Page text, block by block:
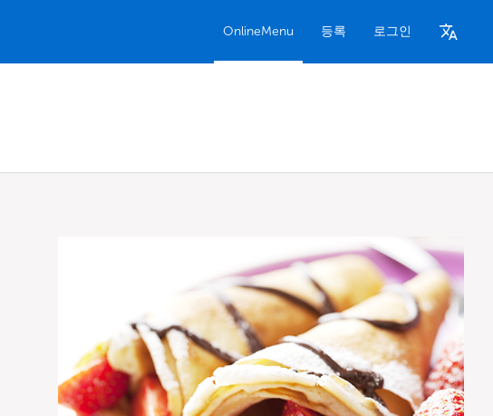
OnlineMenu 등록 로그인